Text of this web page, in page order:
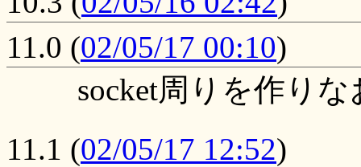
11.0 (02/05/17 00:10)
socket周りを作り
11.1 (02/05/17 12:52)